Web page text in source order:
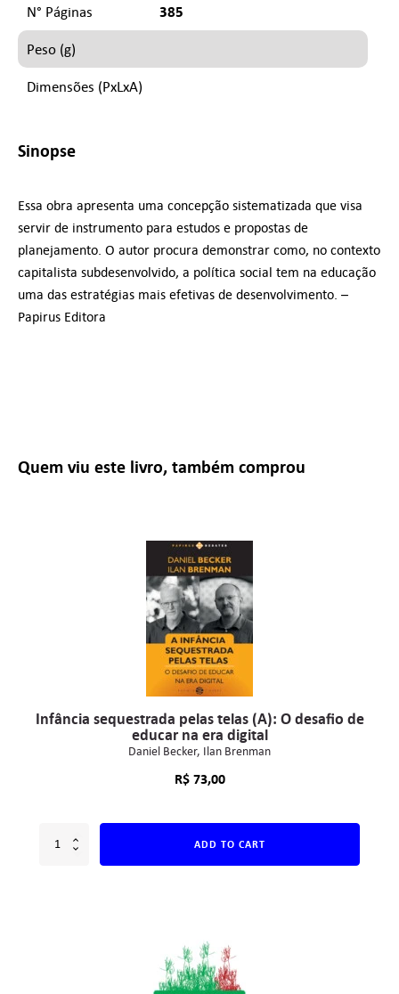
N° Páginas 385
Peso (g)
Dimensões (PxLxA)
Sinopse
Essa obra apresenta uma concepção sistematizada que visa
servir de instrumento para estudos e propostas de
planejamento. O autor procura demonstrar como, no contexto
capitalista subdesenvolvido, a política social tem na educação
uma das estratégias mais efetivas de desenvolvimento. –
Papirus Editora
Quem viu este livro, também comprou
Infância sequestrada pelas telas (A): O desafio de
educar na era digital
Daniel Becker Ilan Brenman
R$73,00
ADD TO CART